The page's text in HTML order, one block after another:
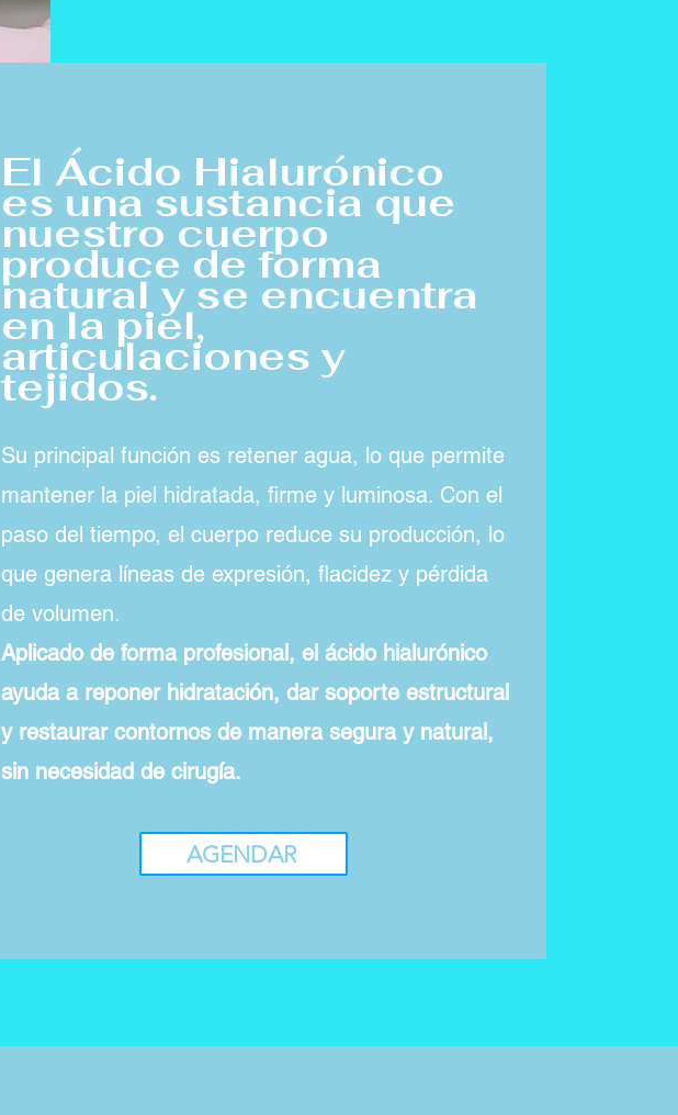
El Ácido Hialurónico
es una sustancia que
nuestro cuerpo
produce de forma
natural y se encuentra
en la piel,
articulaciones y
tejidos.
Su principal función es retener agua, lo que permite
mantener la piel hidratada, firme y luminosa. Con el
paso del tiempo, el cuerpo reduce su producción, lo
que genera líneas de expresión, flacidez y pérdida
de volumen.
Aplicado de forma profesional, el ácido hialurónico
ayuda a reponer hidratación, dar soporte estructural
y restaurar contornos de manera segura y natural,
sin necesidad de cirugía.
AGENDAR